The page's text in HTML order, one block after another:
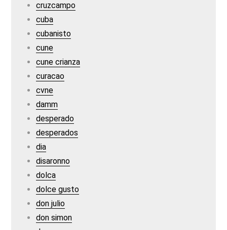
cruzcampo
cuba
cubanisto
cune
cune crianza
curacao
cvne
damm
desperado
desperados
dia
disaronno
dolca
dolce gusto
don julio
don simon